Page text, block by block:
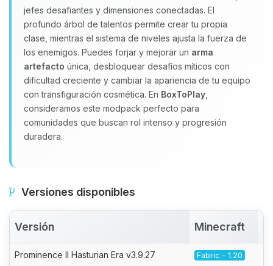
jefes desafiantes y dimensiones conectadas. El
profundo árbol de talentos permite crear tu propia
clase, mientras el sistema de niveles ajusta la fuerza de
los enemigos. Puedes forjar y mejorar un arma
artefacto única, desbloquear desafíos míticos con
dificultad creciente y cambiar la apariencia de tu equipo
con transfiguración cosmética. En BoxToPlay
consideramos este modpack perfecto para
comunidades que buscan rol intenso y progresión
duradera.
Versiones disponibles
Versión Minecraft
Prominence II Hasturian Era v3.9.27 Fabric - 1.20